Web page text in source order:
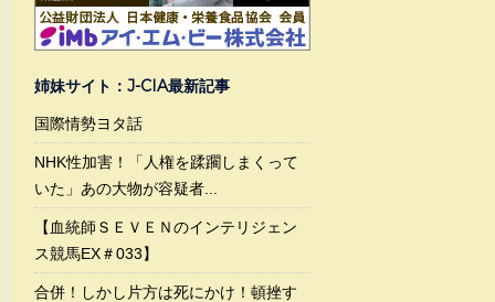
姉妹サイト：J-CIA最新記事
国際情勢ヨタ話
NHK性加害！「人権を蹂躙しまくって
いた」あの大物が容疑者...
【血統師ＳＥＶＥＮのインテリジェン
ス競馬EX＃033】
合併！しかし片方は死にかけ！頓挫す